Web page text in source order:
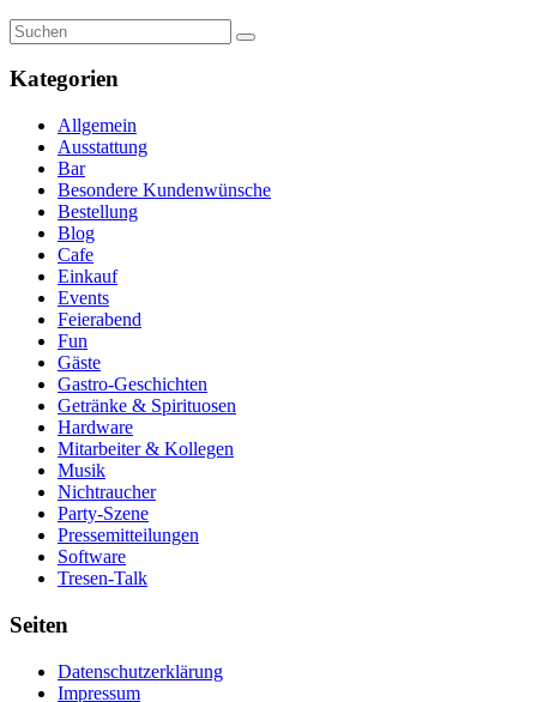
Kategorien
Allgemein
Ausstattung
Bar
Besondere Kundenwünsche
Bestellung
Blog
Cafe
Einkauf
Events
Feierabend
Fun
Gäste
Gastro-Geschichten
Getränke & Spirituosen
Hardware
Mitarbeiter & Kollegen
Musik
Nichtraucher
Party-Szene
Pressemitteilungen
Software
Tresen-Talk
Seiten
Datenschutzerklärung
Impressum